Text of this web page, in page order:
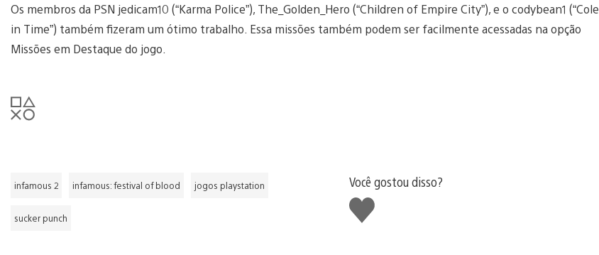
Os membros da PSN jedicam10 (“Karma Police”), The_Golden_Hero (“Children of Empire City”), e o codybean1 (“Cole
in Time”) também fizeram um ótimo trabalho. Essa missões também podem ser facilmente acessadas na opção
Missões em Destaque do jogo.
infamous 2 infamous: festival of blood jogos playstation
sucker punch
Você gostou disso?
Curtir